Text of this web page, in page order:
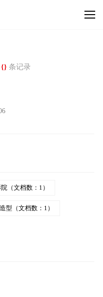
{}条记录
（文档数：1）
型（文档数：1）